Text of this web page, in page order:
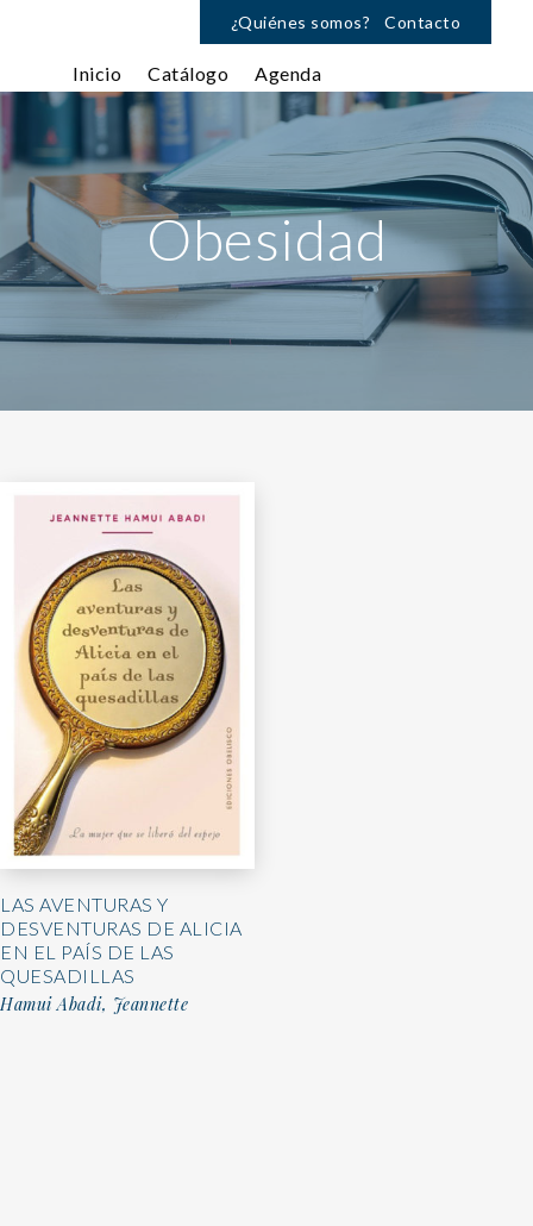
¿Quiénes somos? Contacto
Inicio Catálogo Agenda
Obesidad
LAS AVENTURAS Y
DESVENTURAS DE ALICIA
EN EL PAÍS DE LAS
QUESADILLAS
Hamui Abadi, Jeannette